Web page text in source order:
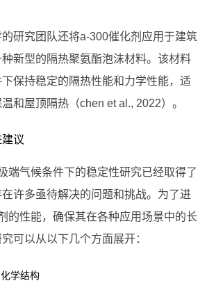
研究团队还将a-300催化剂应用于建筑
新型的隔热聚氨酯泡沫材料。该材料
保持稳定的隔热性能和力学性能，适
和屋顶隔热（chen et al., 2022）。
议
端气候条件下的稳定性研究已经取得了
许多亟待解决的问题和挑战。为了进
的性能，确保其在各种应用场景中的长
可以从以下几个方面展开：
学结构